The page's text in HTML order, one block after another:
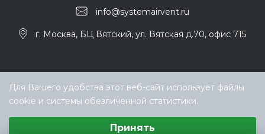
info@systemairvent.ru
г. Москва, БЦ Вятский, ул. Вятская д.70, офис 715
Для Вашего удобства этот веб-сайт использует файлы
cookie и системы обезличенной статистики.
Принять